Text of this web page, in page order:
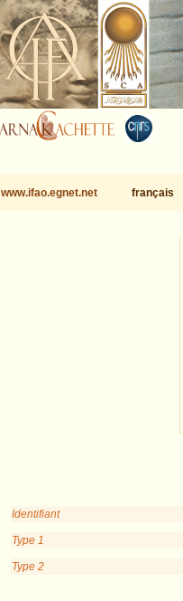
www.ifao.egnet.net français
Identifiant
Type 1
Type 2